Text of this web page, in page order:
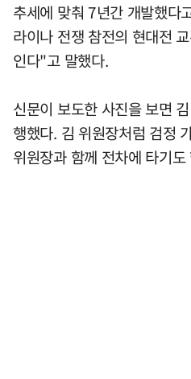
추세에 맞춰 7년간 개발했다
라이나 전쟁 참전의 현대전
인다"고 말했다.
신문이 보도한 사진을 보면
행했다. 김 위원장처럼 검정
위원장과 함께 전차에 타기도